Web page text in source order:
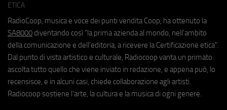
ETICA
RadioCoop, musica e voce dei punti vendita Coop, ha ottenuto la
SA8000 diventando così "la prima azienda al mondo, nell'ambito
della comunicazione e dell'editoria, a ricevere la Certificazione etica".
Dal punto di vista artistico e culturale, Radiocoop vanta un primato:
ascolta tutto quello che viene inviato in redazione, e appena può, lo
recensisce, e in alcuni casi, chiede collaborazione agli artisti.
Radiocoop sostiene l'arte, la cultura e la musica di ogni genere.